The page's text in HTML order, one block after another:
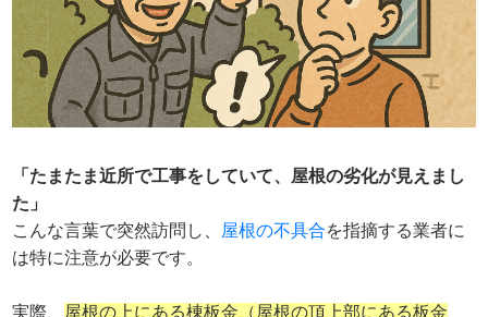
「たまたま近所で工事をしていて、屋根の劣化が見えまし
た」
こんな言葉で突然訪問し、 屋根の不具合を指摘する業者に
は特に注意が必要です。
実際、 屋根の上にある棟板金（屋根の頂上部にある板金